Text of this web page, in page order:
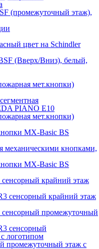
(промежуточный этаж),
цвет на Schindler
(Вверх/Вниз), белый,
мет.кнопки)
PIANO E10
мет.кнопки)
MX-Basic BS
механическими кнопками,
MX-Basic BS
крайний этаж
сенсорный крайний этаж
промежуточный
сенсорный
логотипом
промежуточный этаж с